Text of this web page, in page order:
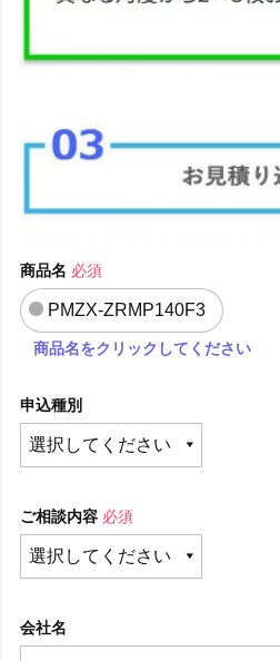
商品名 必須
PMZX-ZRMP140F3
商品名をクリックしてください
申込種別
ご相談内容 必須
会社名